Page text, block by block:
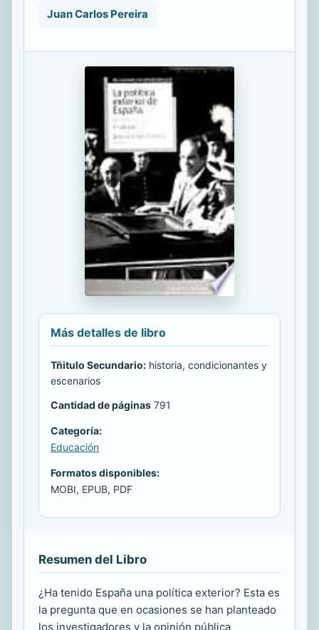
Juan Carlos Pereira
Más detalles de libro
Tñitulo Secundario: historia, condicionantes y
escenarios
Cantidad de páginas 791
Categoría:
Educación
Formatos disponibles:
MOBI, EPUB, PDF
Resumen del Libro
¿Ha tenido España una política exterior? Esta es
la pregunta que en ocasiones se han planteado
los investigadores y la opinión pública